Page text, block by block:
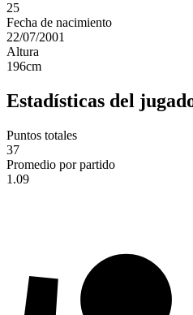
25
Fecha de nacimiento
22/07/2001
Altura
196cm
Estadísticas del
Puntos totales
37
Promedio por partido
1.09